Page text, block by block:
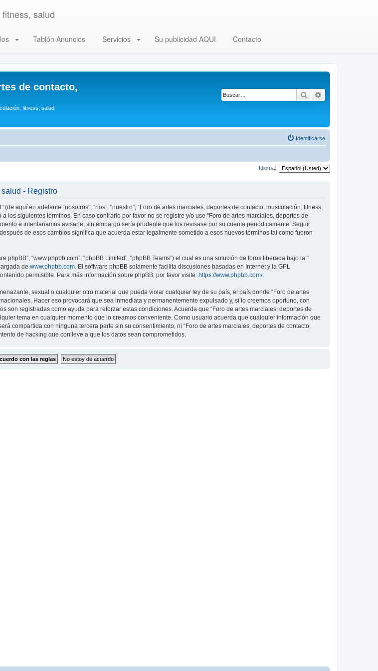
salud
Tablón Anuncios Servicios Su publicidad AQUI Contacto
de contacto,
fitness, salud
Buscar
Identificarse
Idioma:
- Registro
aquí en adelante “nosotros”, “nos”, “nuestro”, “Foro de artes marciales, deportes de contacto, musculación, fitness,
los siguientes términos. En caso contrario por favor no se registre y/o use “Foro de artes marciales, deportes de
e intentaríamos avisarle, sin embargo sería prudente que los revisase por su cuenta periódicamente. Seguir
de esos cambios significa que acuerda estar legalmente sometido a esos nuevos términos tal como fueron
“www.phpbb.com”, “phpBB Limited”, “phpBB Teams”) el cual es una solución de foros liberada bajo la “
de www.phpbb.com . El software phpBB solamente facilita discusiones basadas en Internet y la GPL
permisible. Para más información sobre phpBB, por favor visite: https://www.phpbb.com/.
sexual o cualquier otro material que pueda violar cualquier ley de su país, el país donde “Foro de artes
Hacer eso provocará que sea inmediata y permanentemente expulsado y, si lo creemos oportuno, con
son registradas como ayuda para reforzar estas condiciones. Acuerda que “Foro de artes marciales, deportes de
tema en cualquier momento que lo creamos conveniente. Como usuario acuerda que cualquier información que
compartida con ninguna tercera parte sin su consentimiento, ni “Foro de artes marciales, deportes de contacto,
de hacking que conlleve a que los datos sean comprometidos.